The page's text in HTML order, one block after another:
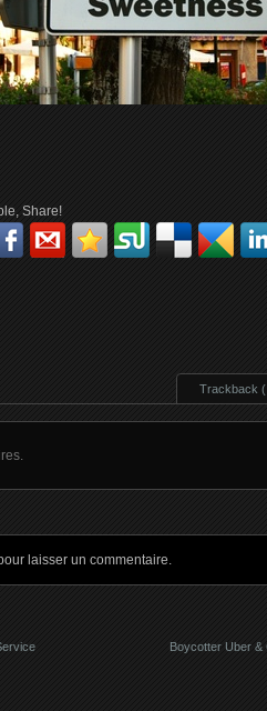
Share!
Trackback
laisser un commentaire.
Boycotter Uber &